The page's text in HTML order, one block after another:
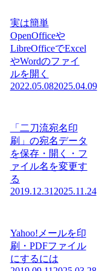
実は簡単
OpenOfficeや
LibreOfficeでExcel
やWordのファイ
ルを開く
2022.05.082025.04.09
「二刀流宛名印
刷」の宛名データ
を保存・開く・フ
ァイル名を変更す
る
2019.12.312025.11.24
Yahoo!メールを印
刷・PDFファイル
にするには